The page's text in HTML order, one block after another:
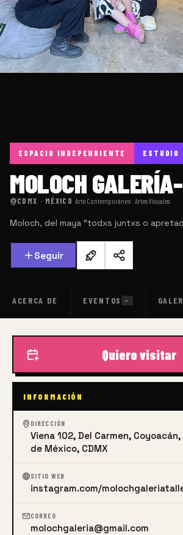
ESPACIO INDEPENDIENTE ESTUDIO
MOLOCH
CDMX · MÉXICO·Arte Contemporáneo · Artes Visuales
Moloch, del maya “todxs juntxs o
Seguir
ACERCA DE EVENTOS —
Quiero visitar
INFORMACIÓN
DIRECCIÓN
Viena 102, Del Carmen,
de México, CDMX
SITIO WEB
instagram.com/
CORREO
molochgaleria@gmail.com